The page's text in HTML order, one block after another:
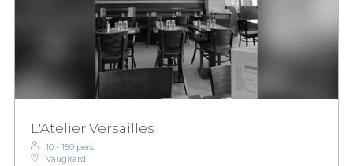
L'Atelier Versailles
10 - 150 pers.
Vaugirard